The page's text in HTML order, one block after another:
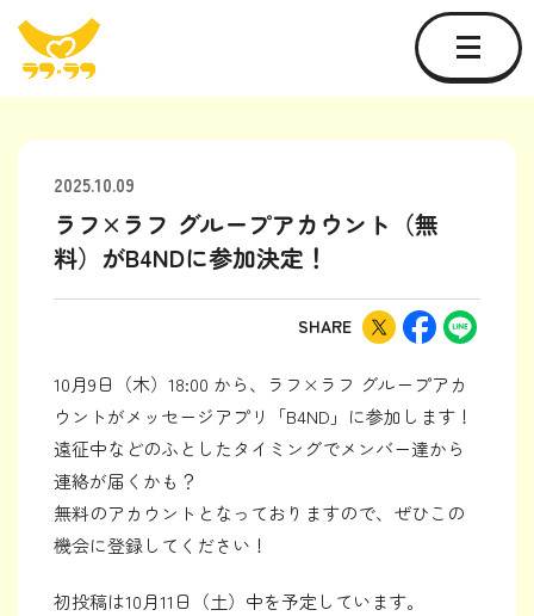
2025.10.09
ラフ×ラフ グループアカウント（無
料）がB4NDに参加決定！
SHARE
10月9日（木）18:00 から、ラフ×ラフ グループアカ
ウントがメッセージアプリ「B4ND」に参加します！
遠征中などのふとしたタイミングでメンバー達から
連絡が届くかも？
無料のアカウントとなっておりますので、ぜひこの
機会に登録してください！
初投稿は10月11日（土）中を予定しています。